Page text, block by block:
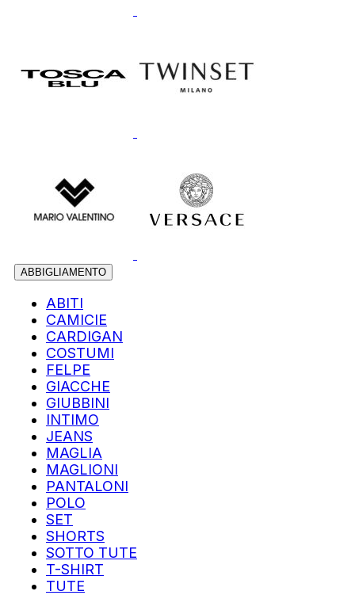
ABBIGLIAMENTO
ABITI
CAMICIE
CARDIGAN
COSTUMI
FELPE
GIACCHE
GIUBBINI
INTIMO
JEANS
MAGLIA
MAGLIONI
PANTALONI
POLO
SET
SHORTS
SOTTO TUTE
T-SHIRT
TUTE